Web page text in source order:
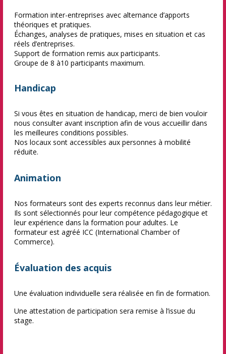
Formation inter-entreprises avec alternance d’apports
théoriques et pratiques.
Échanges, analyses de pratiques, mises en situation et cas
réels d’entreprises.
Support de formation remis aux participants.
Groupe de 8 à10 participants maximum.
Handicap
Si vous êtes en situation de handicap, merci de bien vouloir
nous consulter avant inscription afin de vous accueillir dans
les meilleures conditions possibles.
Nos locaux sont accessibles aux personnes à mobilité
réduite.
Animation
Nos formateurs sont des experts reconnus dans leur métier.
Ils sont sélectionnés pour leur compétence pédagogique et
leur expérience dans la formation pour adultes. Le
formateur est agréé ICC (International Chamber of
Commerce).
Évaluation des acquis
Une évaluation individuelle sera réalisée en fin de formation.
Une attestation de participation sera remise à l’issue du
stage.